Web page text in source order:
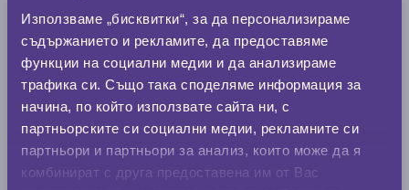
Използваме „бисквитки“, за да персонализираме
съдържанието и рекламите, да предоставяме
функции на социални медии и да анализираме
трафика си. Също така споделяме информация за
начина, по който използвате сайта ни, с
партньорските си социални медии, рекламните си
партньори и партньори за анализ, които може да я
комбинират с друга предоставена им от Вас
Нов размер
Стар размер